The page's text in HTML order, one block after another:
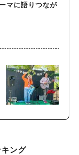
マに語りつなが
ング